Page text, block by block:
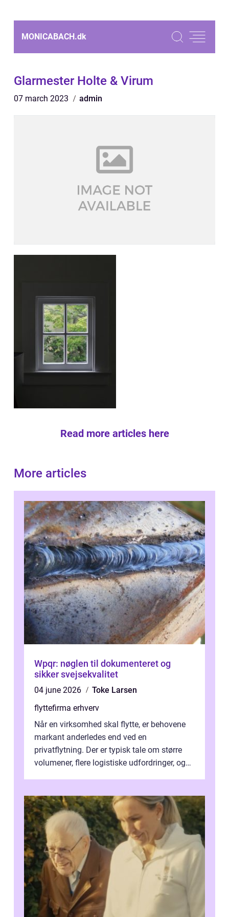
MONICABACH.dk
Glarmester Holte & Virum
07 march 2023 admin
Read more articles here
More articles
Wpqr: nøglen til dokumenteret og
sikker svejsekvalitet
04 june 2026
Toke Larsen
flyttefirma erhverv
Når en virksomhed skal flytte, er behovene
markant anderledes end ved en
privatflytning. Der er typisk tale om større
volumener, flere logistiske udfordringer, og